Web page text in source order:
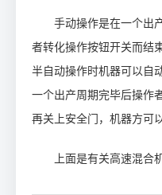
手动操作是在一个出
者转化操作按钮开关而结
半自动操作时机器可以自
一个出产周期完毕后操作
再关上安全门，机器方可
上面是有关高速混合